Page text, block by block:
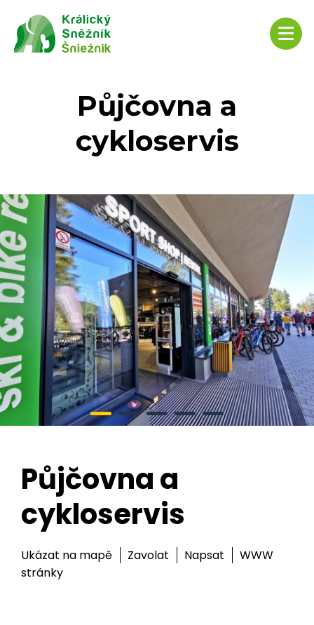
Půjčovna a
cykloservis
Půjčovna a
cykloservis
Ukázat na mapě Zavolat Napsat
WWW
stránky